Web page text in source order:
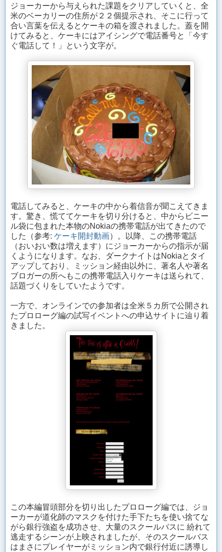
ジョーカーから与えられた課題をクリアしていくと、全
米のベーカリーの住所が２２個提示され、そこに行って
合い言葉を伝えるとケーキの箱を渡されました。蓋を開
けてみると、ケーキにはアイシングで電話番号と「今す
ぐ電話して！」という文字が。
電話してみると、ケーキの中から着信音が聞こえてきま
す。驚き、慌ててケーキを切り分けると、中からビニー
ル袋に包まれた本物のNokiaの携帯電話が出てきたので
した（参考: ケーキ開封動画）。以降、この携帯電話
（おいおい数は増えます）にジョーカーからの指示が届
くようになります。なお、ダークナイトはNokiaとタイ
アップしており、ミッション経由以外に、著名人や著名
ブロガーの所へもこの携帯電話入りケーキは送られて、
話題づくりをしていたようです。
一方で、オンラインでの参加者は全米５カ所で公開され
たプロローグ編の試写イベントへの申込サイトに辿り着
きました。
この本編冒頭部分を切り出したプロローグ編では、ジョ
ーカーが道化師のマスクを付けた手下たちを使い捨てな
がら銀行強盗を成功させ、大量のスクールバスに 紛れて
逃走するシーンが上映されましたが、そのスクールバス
はまさにプレイヤーがミッション内で銀行付近に誘導し